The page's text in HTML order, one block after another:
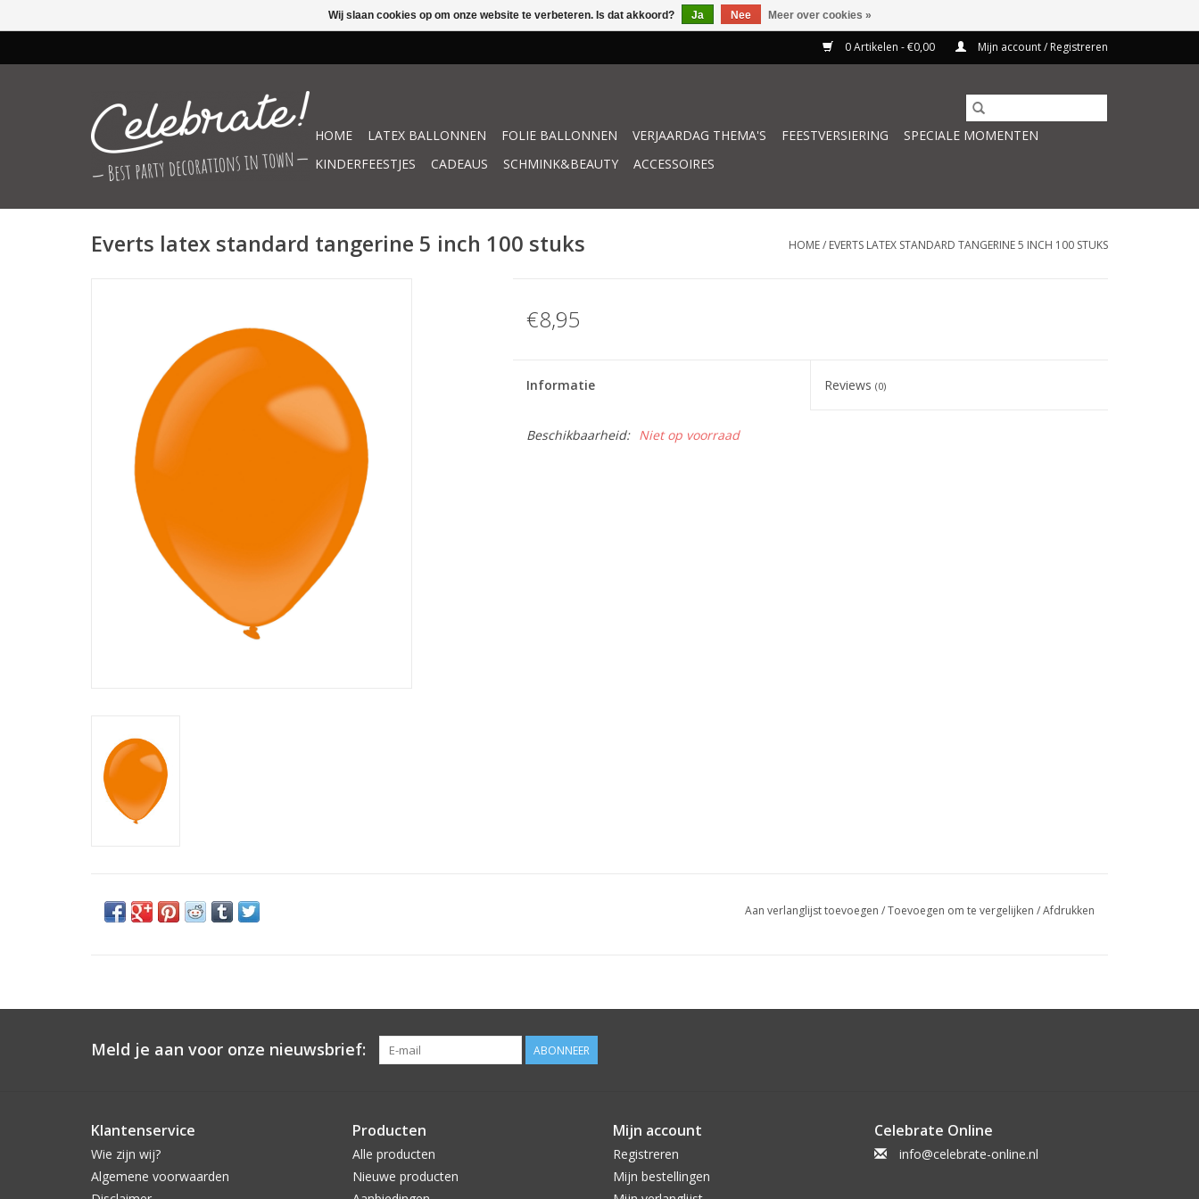
0 Artikelen - €0,00 Mijn account / Registreren
HOME LATEX BALLONNEN FOLIE BALLONNEN VERJAARDAG THEMA'S FEESTVERSIERING
SPECIALE MOMENTEN
KINDERFEESTJES
CADEAUS SCHMINK&BEAUTY ACCESSOIRES
Everts latex standard tangerine 5 inch 100 stuks HOME/ EVERTS LATEX STANDARD TANGERINE 5 INCH 100 STUKS
€8,95
Informatie Reviews(0)
Beschikbaarheid: Niet op voorraad
Aan verlanglijst toevoegen /Toevoegen om te vergelijken /Afdrukken
Meld je aan voor onze nieuwsbrief: ABONNEER
Klantenservice
Wie zijn wij?
Algemene voorwaarden
Producten
Alle producten
Nieuwe producten
Mijn account
Registreren
Mijn bestellingen
Celebrate Online
info@celebrate-online.nl
Wij slaan cookies op om onze website te verbeteren. Is dat akkoord? Ja Nee Meer over cookies »